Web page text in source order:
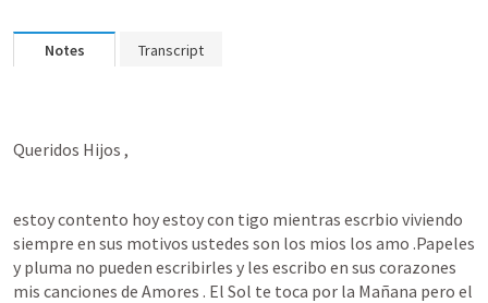
Notes Transcript
Queridos Hijos ,
estoy contento hoy estoy con tigo mientras escrbio viviendo
siempre en sus motivos ustedes son los mios los amo .Papeles
y pluma no pueden escribirles y les escribo en sus corazones
mis canciones de Amores . El Sol te toca por la Mañana pero el